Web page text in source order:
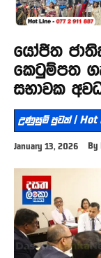
යෝජිත
කෙටුම්පත
සභාවක
උණුසුම් පුවත් | Hot
January 13, 2026 By